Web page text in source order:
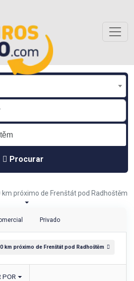
Procurar
próximo de Frenštát pod Radhoštěm
Privado
km próximo de Frenštát pod Radhoštěm
POR